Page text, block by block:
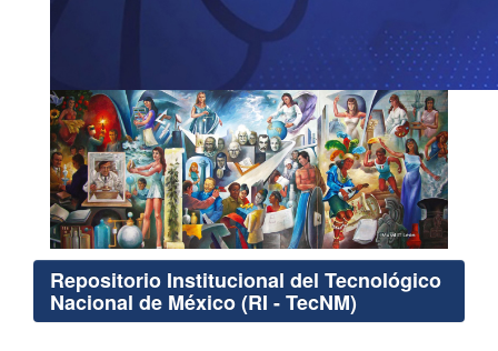
Repositorio Institucional del Tecnológico
Nacional de México (RI - TecNM)